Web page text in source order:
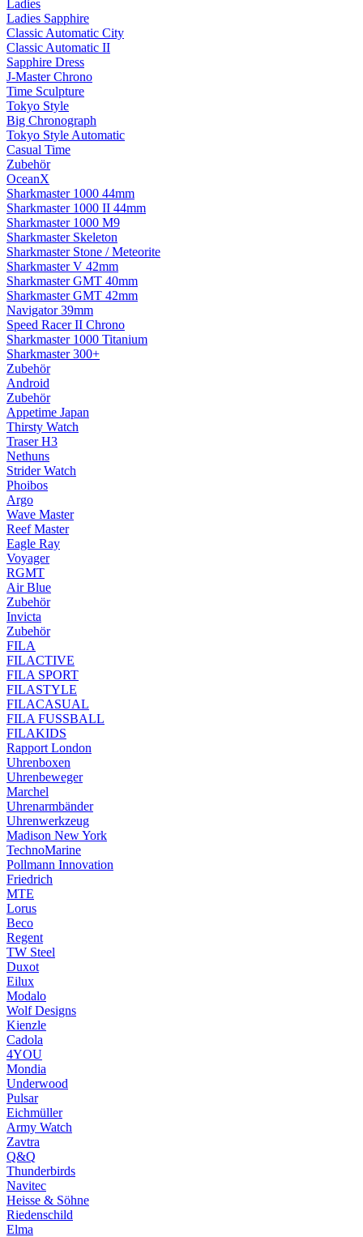
Ladies
Ladies Sapphire
Classic Automatic City
Classic Automatic II
Sapphire Dress
J-Master Chrono
Time Sculpture
Tokyo Style
Big Chronograph
Tokyo Style Automatic
Casual Time
Zubehör
OceanX
Sharkmaster 1000 44mm
Sharkmaster 1000 II 44mm
Sharkmaster 1000 M9
Sharkmaster Skeleton
Sharkmaster Stone / Meteorite
Sharkmaster V 42mm
Sharkmaster GMT 40mm
Sharkmaster GMT 42mm
Navigator 39mm
Speed Racer II Chrono
Sharkmaster 1000 Titanium
Sharkmaster 300+
Zubehör
Android
Zubehör
Appetime Japan
Thirsty Watch
Traser H3
Nethuns
Strider Watch
Phoibos
Argo
Wave Master
Reef Master
Eagle Ray
Voyager
RGMT
Air Blue
Zubehör
Invicta
Zubehör
FILA
FILACTIVE
FILA SPORT
FILASTYLE
FILACASUAL
FILA FUSSBALL
FILAKIDS
Rapport London
Uhrenboxen
Uhrenbeweger
Marchel
Uhrenarmbänder
Uhrenwerkzeug
Madison New York
TechnoMarine
Pollmann Innovation
Friedrich
MTE
Lorus
Beco
Regent
TW Steel
Duxot
Eilux
Modalo
Wolf Designs
Kienzle
Cadola
4YOU
Mondia
Underwood
Pulsar
Eichmüller
Army Watch
Zavtra
Q&Q
Thunderbirds
Navitec
Heisse & Söhne
Riedenschild
Elma